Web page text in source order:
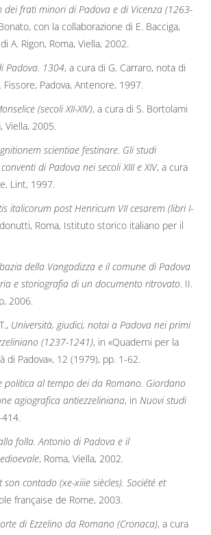
dei frati minori di Padova e di Vicenza (1263-
con la collaborazione di E. Bacciga,
A. Rigon, Roma, Viella, 2002.
Padova. 1304, a cura di G. Carraro, nota di
Padova, Antenore, 1997.
(secoli XII-XIV), a cura di S. Bortolami
Viella, 2005.
scientiae festinare. Gli studi
di Padova nei secoli XIII e XIV, a cura
Lint, 1997.
italicorum post Henricum VII cesarem (libri I-
Roma, Istituto storico italiano per il
della Vangadizza e il comune di Padova
e storiografia di un documento ritrovato. II.
2006.
Università, giudici, notai a Padova nei primi
(1237-1241), in «Quaderni per la
di Padova», 12 (1979), pp. 1-62.
politica al tempo dei da Romano. Giordano
agiografica antiezzeliniana, in Nuovi studi
folla. Antonio di Padova e il
, Roma, Viella, 2002.
son contado (xe-xiiie siècles). Société et
française de Rome, 2003.
di Ezzelino da Romano (Cronaca), a cura